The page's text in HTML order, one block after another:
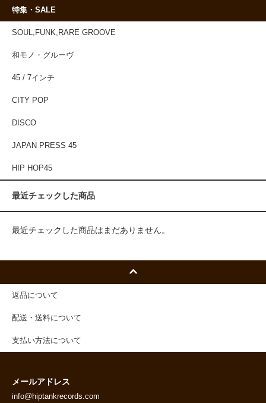
特集・SALE
SOUL,FUNK,RARE GROOVE
和モノ・グルーヴ
45 / 7インチ
CITY POP
DISCO
JAPAN PRESS 45
HIP HOP45
最近チェックした商品
最近チェックした商品はまだありません。
返品について
配送・送料について
支払い方法について
メールアドレス
info@hiptankrecords.com